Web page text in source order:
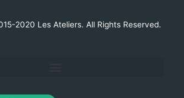
2020 Les Ateliers. All Rights Reserved.